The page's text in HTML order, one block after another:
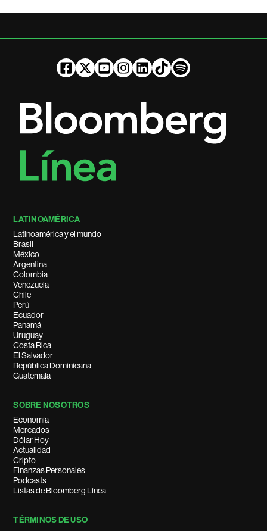
LATINOAMÉRICA
Latinoamérica y el mundo
Brasil
México
Argentina
Colombia
Venezuela
Chile
Perú
Ecuador
Panamá
Uruguay
Costa Rica
El Salvador
República Dominicana
Guatemala
SOBRE NOSOTROS
Economía
Mercados
Dólar Hoy
Actualidad
Cripto
Finanzas Personales
Podcasts
Listas de Bloomberg Línea
TÉRMINOS DE USO